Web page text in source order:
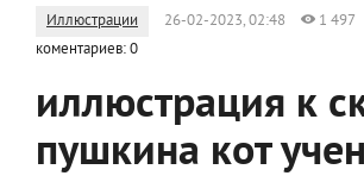
Иллюстрации 26-02-2023, 02:48 1 497
коментариев: 0
иллюстрация к
пушкина кот